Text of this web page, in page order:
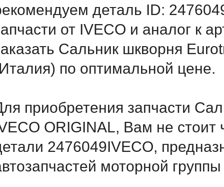
деталь ID:
от IVECO и аналог к
Сальник шкворня
по оптимальной цене.
приобретения запчасти
ORIGINAL, Вам не
2476049IVECO,
моторной